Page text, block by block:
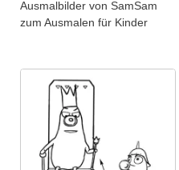
Ausmalbilder von SamSam
zum Ausmalen für Kinder